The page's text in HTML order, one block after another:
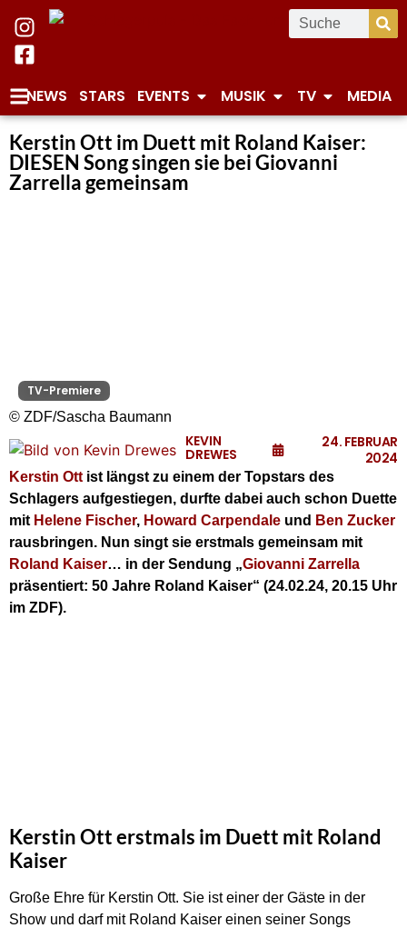
NEWS STARS EVENTS MUSIK TV MEDIA
Kerstin Ott im Duett mit Roland Kaiser:
DIESEN Song singen sie bei Giovanni
Zarrella gemeinsam
TV-Premiere
© ZDF/Sascha Baumann
KEVIN
DREWES
24. FEBRUAR
2024
Kerstin Ott ist längst zu einem der Topstars des
Schlagers aufgestiegen, durfte dabei auch schon Duette
mit Helene Fischer, Howard Carpendale und Ben Zucker
rausbringen. Nun singt sie erstmals gemeinsam mit
Roland Kaiser… in der Sendung „Giovanni Zarrella
präsentiert: 50 Jahre Roland Kaiser“ (24.02.24, 20.15 Uhr
im ZDF).
Kerstin Ott erstmals im Duett mit Roland
Kaiser
Große Ehre für Kerstin Ott. Sie ist einer der Gäste in der
Show und darf mit Roland Kaiser einen seiner Songs